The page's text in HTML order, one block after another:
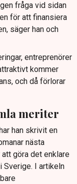
fråga vid sidan
för att finansiera
säger han och
entreprenörer
kommer
och då förlorar
meriter
han skrivit en
nästa
göra det enklare
Sverige. I artikeln